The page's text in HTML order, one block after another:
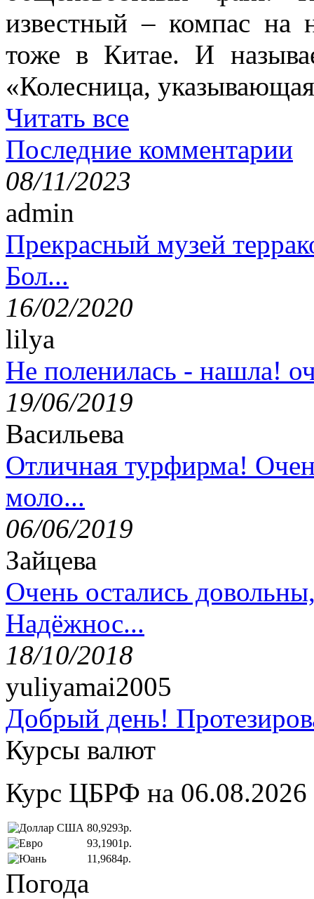
известный – компас на
тоже в Китае. И
«Колесница,
Читать все
Последние комментарии
08/11/2023
admin
Прекрасный музей
Бол...
16/02/2020
lilya
Не поленилась - нашла!
19/06/2019
Васильева
Отличная турфирма!
моло...
06/06/2019
Зайцева
Очень остались
Надёжнос...
18/10/2018
yuliyamai2005
Добрый день!
Курсы валют
Курс ЦБРФ на 06.08.2026
80,9293р.
93,1901р.
11,9684р.
Погода